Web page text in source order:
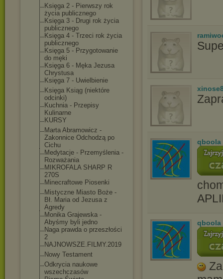
Księga 2 - Pierwszy rok
życia publicznego
Księga 3 - Drugi rok życia
publicznego
Księga 4 - Trzeci rok życia
publicznego
Księga 5 - Przygotowanie
do męki
Księga 6 - Męka Jezusa
Chrystusa
Księga 7 - Uwielbienie
Księga Ksiąg (niektóre
odcinki)
Kuchnia - Przepisy
Kulinarne
KURSY
Marta Abramowicz -
Zakonnice Odchodzą po
Cichu
Medytacje - Przemyślenia -
Rozważania
MIKROFALA SHARP R
270S
Minecraftowe Piosenki
Mistyczne Miasto Boże -
Bł. Maria od Jezusa z
Agredy
Monika Grajewska -
Abyśmy byli jedno
Naga prawda o przeszłości
2
NAJNOWSZE.FILMY.2019
Nowy Testament
Odkrycia naukowe
wszechczasów
qboola
qboola